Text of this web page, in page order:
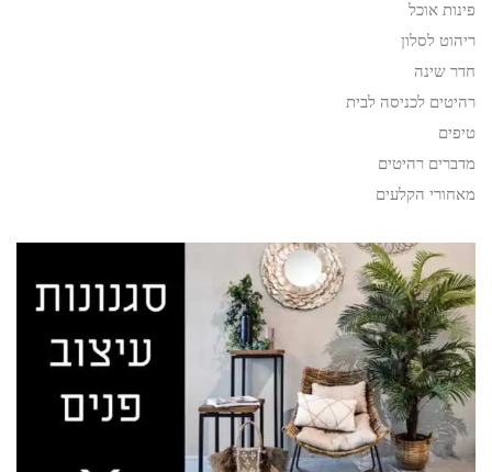
פינות אוכל
ריהוט לסלון
חדר שינה
רהיטים לכניסה לבית
טיפים
מדברים רהיטים
מאחורי הקלעים